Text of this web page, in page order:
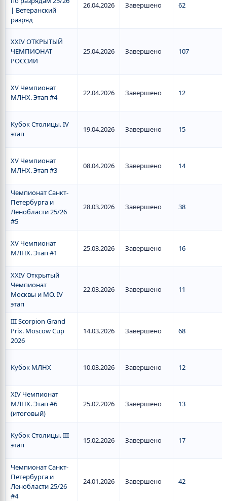
| Ветеранский
разряд
26.04.2026 Завершено 62
XXIV ОТКРЫТЫЙ
ЧЕМПИОНАТ
РОССИИ
25.04.2026 Завершено 107
XV Чемпионат
МЛНХ. Этап #4
22.04.2026 Завершено 12
Кубок Столицы. IV
этап
19.04.2026 Завершено 15
XV Чемпионат
МЛНХ. Этап #3
08.04.2026 Завершено 14
Чемпионат Санкт-
Петербурга и
Ленобласти 25/26
#5
28.03.2026 Завершено 38
XV Чемпионат
МЛНХ. Этап #1
25.03.2026 Завершено 16
XXIV Открытый
Чемпионат
Москвы и МО. IV
этап
22.03.2026 Завершено 11
III Scorpion Grand
Prix. Moscow Cup
2026
14.03.2026 Завершено 68
Кубок МЛНХ 10.03.2026 Завершено 12
XIV Чемпионат
МЛНХ. Этап #6
(итоговый)
25.02.2026 Завершено 13
Кубок Столицы. III
этап
15.02.2026 Завершено 17
Чемпионат Санкт-
Петербурга и
Ленобласти 25/26
#4
24.01.2026 Завершено 42